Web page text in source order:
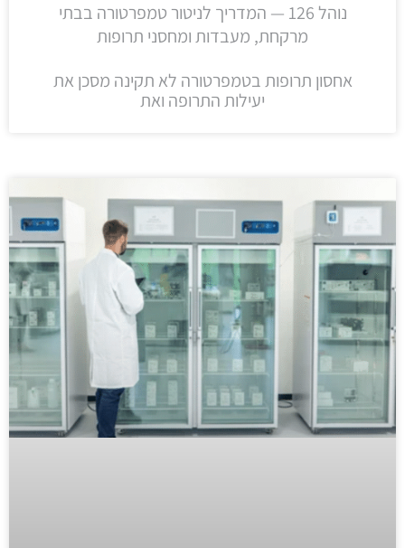
נוהל 126 — המדריך לניטור טמפרטורה בבתי
מרקחת, מעבדות ומחסני תרופות
אחסון תרופות בטמפרטורה לא תקינה מסכן את
יעילות התרופה ואת